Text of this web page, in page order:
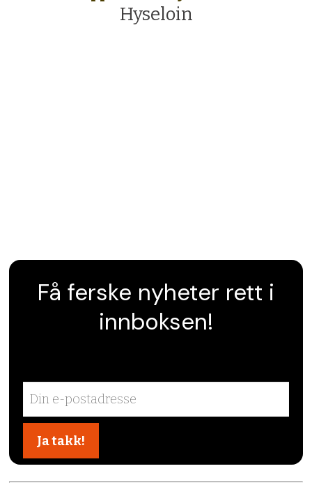
Hyseloin
Få ferske nyheter rett i
innboksen!